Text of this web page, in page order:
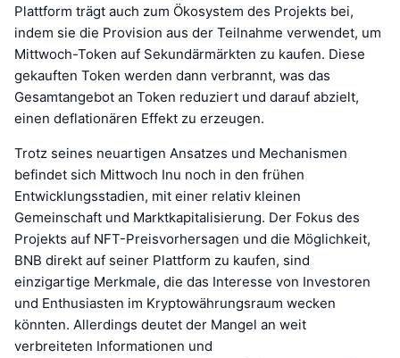
Plattform trägt auch zum Ökosystem des Projekts bei,
indem sie die Provision aus der Teilnahme verwendet, um
Mittwoch-Token auf Sekundärmärkten zu kaufen. Diese
gekauften Token werden dann verbrannt, was das
Gesamtangebot an Token reduziert und darauf abzielt,
einen deflationären Effekt zu erzeugen.
Trotz seines neuartigen Ansatzes und Mechanismen
befindet sich Mittwoch Inu noch in den frühen
Entwicklungsstadien, mit einer relativ kleinen
Gemeinschaft und Marktkapitalisierung. Der Fokus des
Projekts auf NFT-Preisvorhersagen und die Möglichkeit,
BNB direkt auf seiner Plattform zu kaufen, sind
einzigartige Merkmale, die das Interesse von Investoren
und Enthusiasten im Kryptowährungsraum wecken
könnten. Allerdings deutet der Mangel an weit
verbreiteten Informationen und